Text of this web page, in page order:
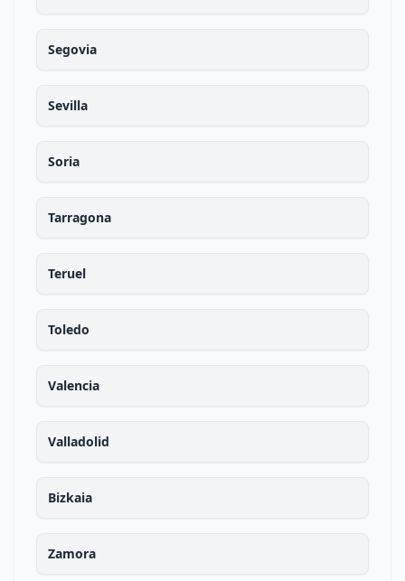
Segovia
Sevilla
Soria
Tarragona
Teruel
Toledo
Valencia
Valladolid
Bizkaia
Zamora